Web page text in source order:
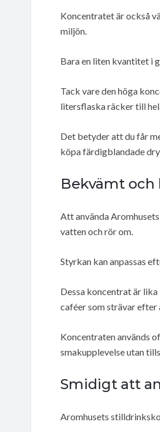
Koncentratet är också
miljön.
Bara en liten kvantitet i
Tack vare den höga
litersflaska räcker till
Det betyder att du får
köpa färdigblandade
Bekvämt
Att använda
vatten och rör om.
Styrkan kan anpassas
Dessa koncentrat är
caféer som strävar
Koncentraten används
smakupplevelse utan
Smidigt att
Aromhusets